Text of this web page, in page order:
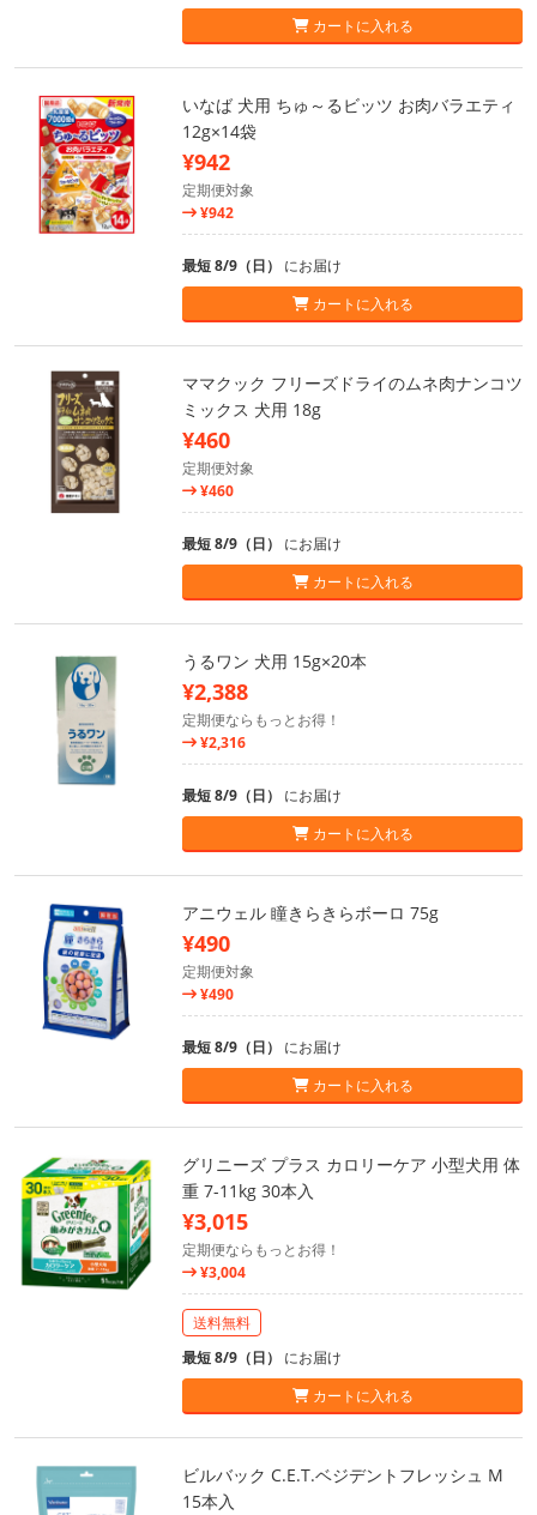
カートに入れる
いなば 犬用 ちゅ～るビッツ お肉バラエティ
12g×14袋
¥942
定期便対象
¥942
最短 8/9（日） にお届け
カートに入れる
ママクック フリーズドライのムネ肉ナンコツ
ミックス 犬用 18g
¥460
定期便対象
¥460
最短 8/9（日） にお届け
カートに入れる
うるワン 犬用 15g×20本
¥2,388
定期便ならもっとお得！
¥2,316
最短 8/9（日） にお届け
カートに入れる
アニウェル 瞳きらきらボーロ 75g
¥490
定期便対象
¥490
最短 8/9（日） にお届け
カートに入れる
グリニーズ プラス カロリーケア 小型犬用 体
重 7-11kg 30本入
¥3,015
定期便ならもっとお得！
¥3,004
送料無料
最短 8/9（日） にお届け
カートに入れる
ビルバック C.E.T.ベジデントフレッシュ M
15本入